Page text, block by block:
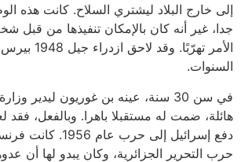
إلى خارج البلاد ليشتري السلاح. كانت هذه
جدا، غير أنه كان بالإمكان تنفيذها من
الأمر تهرّبًا.
السنوات.
في سن 30 سنة، عينه بن غوريون ليدير
هائلة، ضمت له مستقبلا باهرا. وبالفعل، فقد
دفع إسرائيل إلى حرب
حرب التحرير الجزائرية، وكان يبدو لها أن